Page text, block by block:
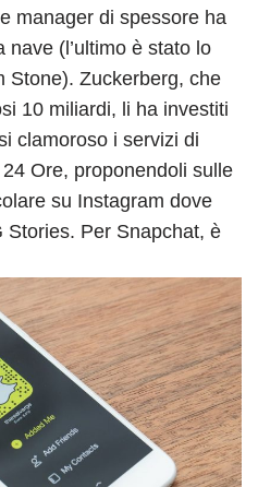
manager di spessore ha
(l’ultimo è stato lo
Stone). Zuckerberg, che
10 miliardi, li ha investiti
clamoroso i servizi di
Ore, proponendoli sulle
su Instagram dove
Stories. Per Snapchat, è